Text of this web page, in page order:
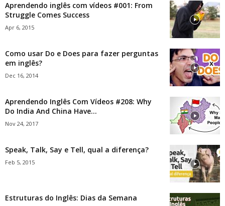
Aprendendo inglês com vídeos #001: From
Struggle Comes Success
Apr 6, 2015
Como usar Do e Does para fazer perguntas
em inglês?
Dec 16, 2014
Aprendendo Inglês Com Vídeos #208: Why
Do India And China Have...
Nov 24, 2017
Speak, Talk, Say e Tell, qual a diferença?
Feb 5, 2015
Estruturas do Inglês: Dias da Semana